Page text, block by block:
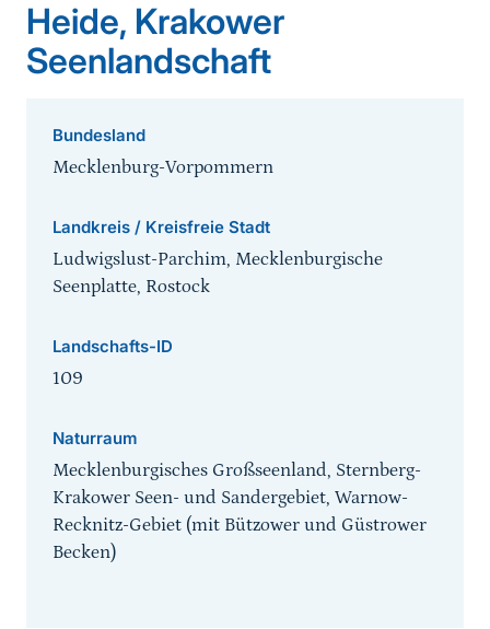
Heide, Krakower
Seenlandschaft
Bundesland
Mecklenburg-Vorpommern
Landkreis / Kreisfreie Stadt
Ludwigslust-Parchim, Mecklenburgische
Seenplatte, Rostock
Landschafts-ID
109
Naturraum
Mecklenburgisches Großseenland, Sternberg-
Krakower Seen- und Sandergebiet, Warnow-
Recknitz-Gebiet (mit Bützower und Güstrower
Becken)